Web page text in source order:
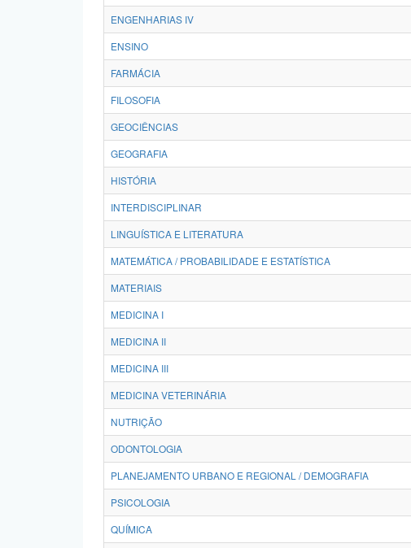
ENGENHARIAS IV
ENSINO
FARMÁCIA
FILOSOFIA
GEOCIÊNCIAS
GEOGRAFIA
HISTÓRIA
INTERDISCIPLINAR
LINGUÍSTICA E LITERATURA
MATEMÁTICA / PROBABILIDADE E ESTATÍSTICA
MATERIAIS
MEDICINA I
MEDICINA II
MEDICINA III
MEDICINA VETERINÁRIA
NUTRIÇÃO
ODONTOLOGIA
PLANEJAMENTO URBANO E REGIONAL / DEMOGRAFIA
PSICOLOGIA
QUÍMICA